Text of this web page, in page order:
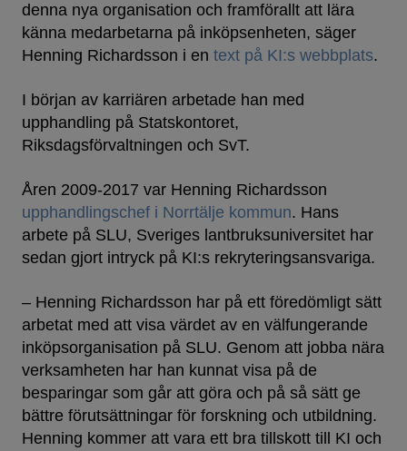
denna nya organisation och framförallt att lära
känna medarbetarna på inköpsenheten, säger
Henning Richardsson i en text på KI:s webbplats.
I början av karriären arbetade han med
upphandling på Statskontoret,
Riksdagsförvaltningen och SvT.
Åren 2009-2017 var Henning Richardsson
upphandlingschef i Norrtälje kommun. Hans
arbete på SLU, Sveriges lantbruksuniversitet har
sedan gjort intryck på KI:s rekryteringsansvariga.
– Henning Richardsson har på ett föredömligt sätt
arbetat med att visa värdet av en välfungerande
inköpsorganisation på SLU. Genom att jobba nära
verksamheten har han kunnat visa på de
besparingar som går att göra och på så sätt ge
bättre förutsättningar för forskning och utbildning.
Henning kommer att vara ett bra tillskott till KI och